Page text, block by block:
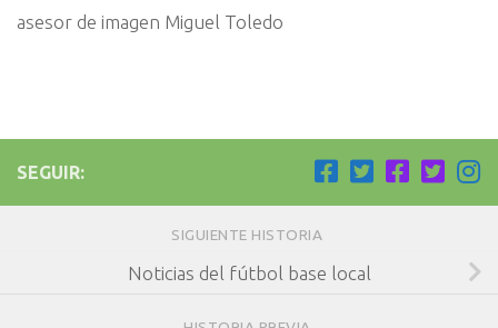
asesor de imagen Miguel Toledo
SEGUIR:
SIGUIENTE HISTORIA
Noticias del fútbol base local